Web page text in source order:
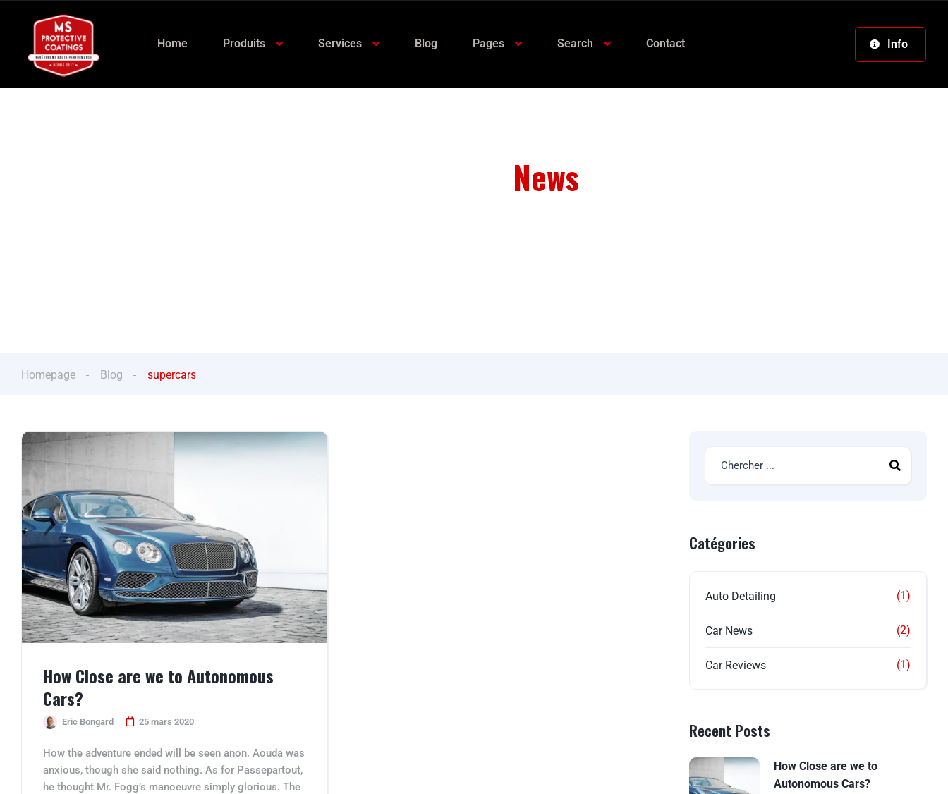
Home Produits Services Blog Pages Search Contact Info
News
Homepage Blog supercars
How Close are we to Autonomous
Cars?
Eric Bongard 25 mars 2020
How the adventure ended will be seen anon. Aouda was
anxious, though she said nothing. As for Passepartout,
he thought Mr. Fogg’s manoeuvre simply glorious. The
Catégories
Auto Detailing (1)
Car News (2)
Car Reviews (1)
Recent Posts
How Close are we to
Autonomous Cars?